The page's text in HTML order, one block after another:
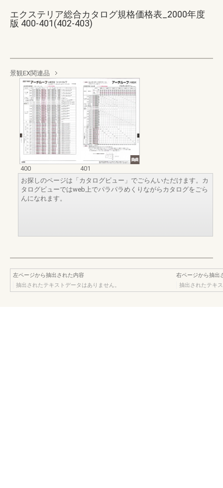
エクステリア総合カタログ規格価格表_2000年度
版 400-401(402-403)
景観EX関連品
400
401
お探しのページは「カタログビュー」でごらんいただけます。カ
タログビューではweb上でパラパラめくりながらカタログをごら
んになれます。
左ページから抽出された内容
抽出されたテキストデータはありません。
右ページから抽出
抽出されたテキ